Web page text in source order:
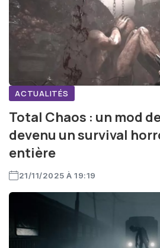
ACTUALITÉS
Total Chaos : un mod
devenu un survival
entière
21/11/2025 À 19:19